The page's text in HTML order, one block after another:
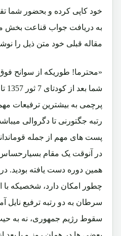
خود کاپی کرده و بحضور شما
مقاله قبلی خود متن ذیل را
«محترما! طوریکه از سوانح
پرچمی به بیشترین ترفیعات
رتبه جگتورنی تا دگروالی
پست های مهم از جمله
در آنوقت یک مقام
همین دوره دست یافته بودید.
سرطان به دو رتبه ترفیع نایل
سقوط رژیم جمهوری، نه به